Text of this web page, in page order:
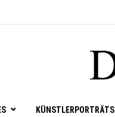
KÜNSTLERPORTRÄTS